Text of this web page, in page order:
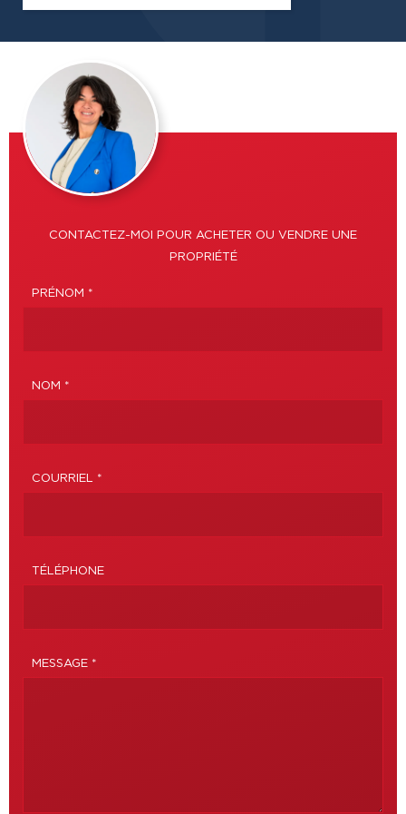
CONTACTEZ-MOI POUR ACHETER OU VENDRE UNE
PROPRIÉTÉ
PRÉNOM *
NOM *
COURRIEL *
TÉLÉPHONE
MESSAGE *